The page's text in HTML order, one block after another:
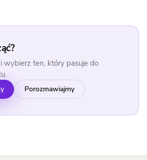
wybierz ten, który pasuje do
Porozmawiajmy